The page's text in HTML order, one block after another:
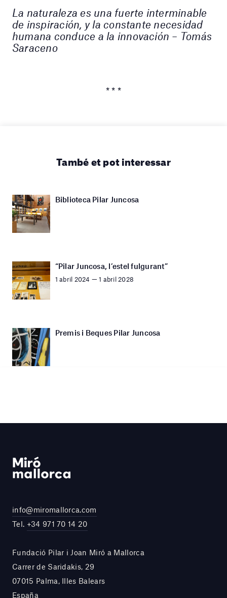
La naturaleza es una fuerte interminable
de inspiración, y la constante necesidad
humana conduce a la innovación – Tomás
Saraceno
* * *
També et pot interessar
Biblioteca Pilar Juncosa
“Pilar Juncosa, l’estel fulgurant”
1 abril 2024 — 1 abril 2028
Premis i Beques Pilar Juncosa
info@miromallorca.com
Tel. +34 971 70 14 20
Fundació Pilar i Joan Miró a Mallorca
Carrer de Saridakis, 29
07015 Palma, Illes Balears
España